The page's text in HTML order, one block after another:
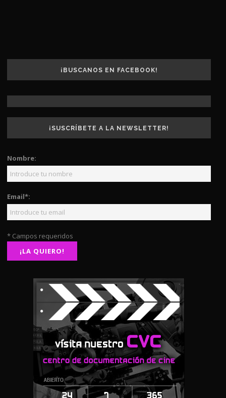
¡BUSCANOS EN FACEBOOK!
¡SUSCRÍBETE A LA NEWSLETTER!
Nombre:
Email*:
* Campos requeridos